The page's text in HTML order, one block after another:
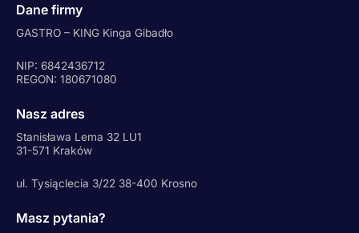
Dane firmy
GASTRO – KING Kinga Gibadło
NIP: 6842436712
REGON: 180671080
Nasz adres
Stanisława Lema 32 LU1
31-571 Kraków
ul. Tysiąclecia 3/22 38-400 Krosno
Masz pytania?